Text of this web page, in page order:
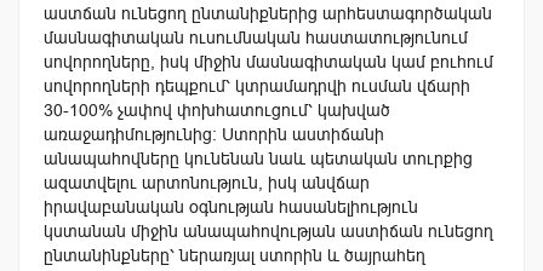
աստճան ունեցող ընտանիքներից արհեստագործական
մասնագիտական ուսումնական հաստատությունում
սովորողները, իսկ միջին մասնագիտական կամ բուհում
սովորողների դեպքում՝ կտրամադրվի ուսման վճարի
30-100% չափով փոխհատուցում՝ կախված
առաջադիմությունից: Ստորին աստիճանի
անապահովները կունենան նաև պետական տուրքից
ազատվելու արտոնություն, իսկ անվճար
իրավաբանական օգնության հասանելիություն
կստանան միջին անապահովության աստիճան ունեցող
ընտանինքները՝ ներառյալ ստորին և ծայրահեղ